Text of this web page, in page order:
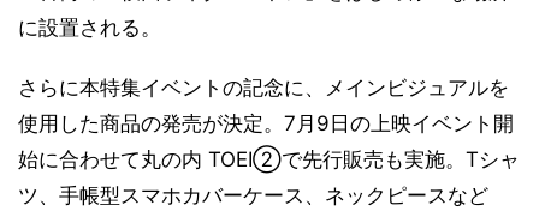
に設置される。
さらに本特集イベントの記念に、メインビジュアルを
使用した商品の発売が決定。7月9日の上映イベント開
始に合わせて丸の内 TOEI②で先行販売も実施。Tシャ
ツ、手帳型スマホカバーケース、ネックピースなど